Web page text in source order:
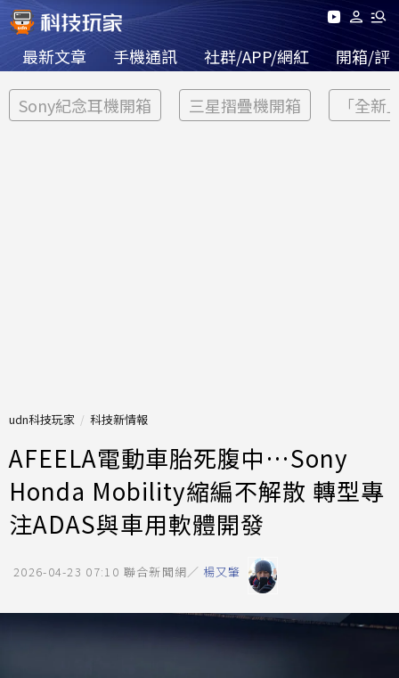
最新文章 手機通訊 社群/APP/網紅 開箱/評
Sony紀念耳機開箱 三星摺疊機開箱 「全新
udn科技玩家 科技新情報
AFEELA電動車胎死腹中…Sony
Honda Mobility縮編不解散 轉型專
注ADAS與車用軟體開發
2026-04-23 07:10 聯合新聞網／ 楊又肇